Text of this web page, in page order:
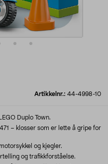
Artikkelnr.: 44-4998-10
Duplo Town.
– klosser som er lette å gripe for
og kjegler.
og trafikkforståelse.